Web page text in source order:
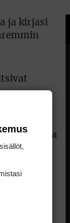
ja kirjasi
tein
lopun ja
nenänsä